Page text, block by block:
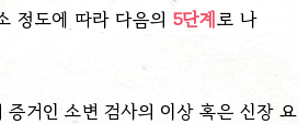
정도에 따라 다음의 5단계 로 나
증거인 소변 검사의 이상 혹은 신장 요